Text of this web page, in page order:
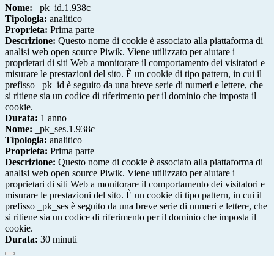
Nome: _pk_id.1.938c
Tipologia: analitico
Proprieta: Prima parte
Descrizione: Questo nome di cookie è associato alla piattaforma di
analisi web open source Piwik. Viene utilizzato per aiutare i
proprietari di siti Web a monitorare il comportamento dei visitatori e
misurare le prestazioni del sito. È un cookie di tipo pattern, in cui il
prefisso _pk_id è seguito da una breve serie di numeri e lettere, che
si ritiene sia un codice di riferimento per il dominio che imposta il
cookie.
Durata: 1 anno
Nome: _pk_ses.1.938c
Tipologia: analitico
Proprieta: Prima parte
Descrizione: Questo nome di cookie è associato alla piattaforma di
analisi web open source Piwik. Viene utilizzato per aiutare i
proprietari di siti Web a monitorare il comportamento dei visitatori e
misurare le prestazioni del sito. È un cookie di tipo pattern, in cui il
prefisso _pk_ses è seguito da una breve serie di numeri e lettere, che
si ritiene sia un codice di riferimento per il dominio che imposta il
cookie.
Durata: 30 minuti